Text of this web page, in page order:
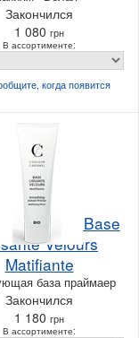
Закончился
1 080 грн
В ассортименте:
когдапоявится
Caramel Base
Velours
Matifiante
база праймаер
Закончился
1 180 грн
В ассортименте: